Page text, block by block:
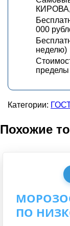
ПО
000
неделю)
Категории:
Похожие